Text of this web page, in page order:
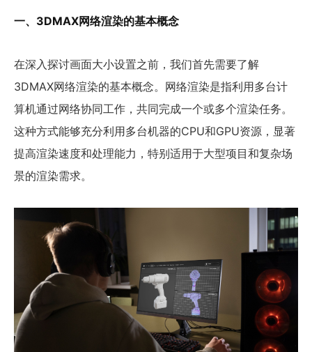
一、3DMAX网络渲染的基本概念
在深入探讨画面大小设置之前，我们首先需要了解
3DMAX网络渲染的基本概念。网络渲染是指利用多台计
算机通过网络协同工作，共同完成一个或多个渲染任务。
这种方式能够充分利用多台机器的CPU和GPU资源，显著
提高渲染速度和处理能力，特别适用于大型项目和复杂场
景的渲染需求。